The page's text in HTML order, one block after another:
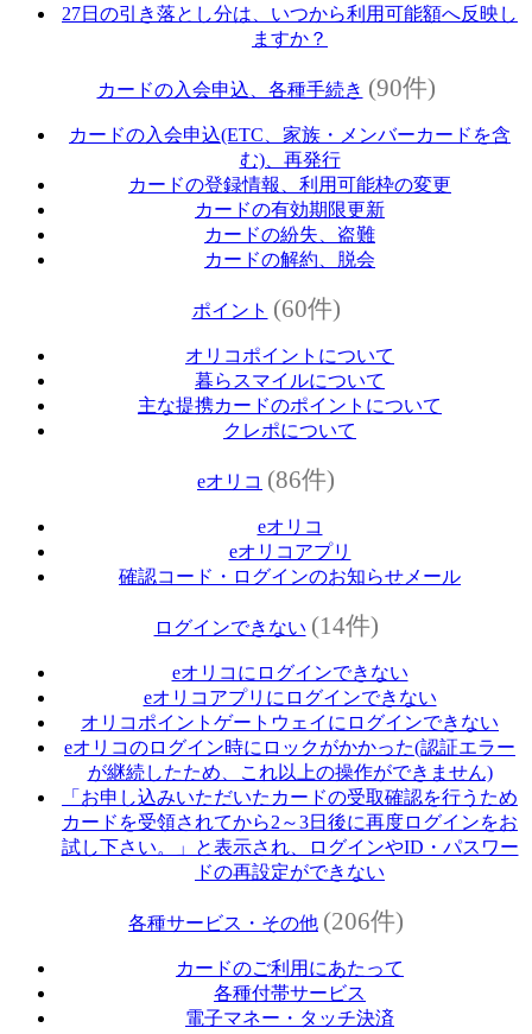
27日の引き落とし分は、いつから利用可能額へ反映し
ますか？
カードの入会申込、各種手続き (90件)
カードの入会申込(ETC、家族・メンバーカードを含
む)、再発行
カードの登録情報、利用可能枠の変更
カードの有効期限更新
カードの紛失、盗難
カードの解約、脱会
ポイント (60件)
オリコポイントについて
暮らスマイルについて
主な提携カードのポイントについて
クレポについて
eオリコ (86件)
eオリコ
eオリコアプリ
確認コード・ログインのお知らせメール
ログインできない (14件)
eオリコにログインできない
eオリコアプリにログインできない
オリコポイントゲートウェイにログインできない
eオリコのログイン時にロックがかかった(認証エラー
が継続したため、これ以上の操作ができません)
「お申し込みいただいたカードの受取確認を行うため
カードを受領されてから2～3日後に再度ログインをお
試し下さい。」と表示され、ログインやID・パスワー
ドの再設定ができない
各種サービス・その他 (206件)
カードのご利用にあたって
各種付帯サービス
電子マネー・タッチ決済